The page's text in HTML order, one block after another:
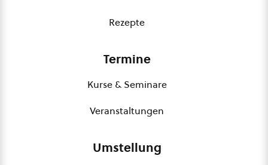
Rezepte
Termine
Kurse & Seminare
Veranstaltungen
Umstellung